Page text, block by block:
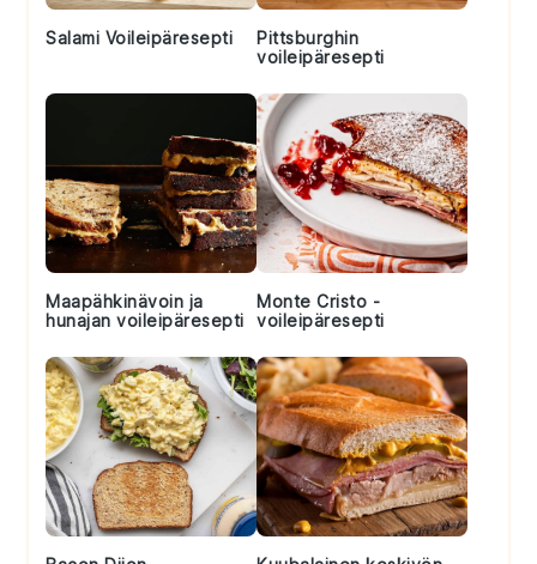
Salami Voileipäresepti
Pittsburghin
voileipäresepti
Maapähkinävoin ja
hunajan voileipäresepti
Monte Cristo -
voileipäresepti